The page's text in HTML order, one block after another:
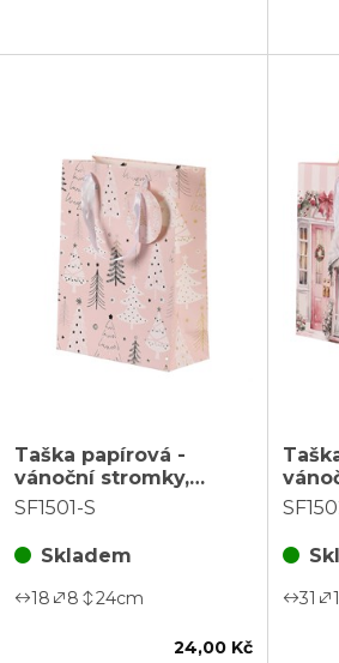
Taška papírová -
vánoční stromky,
růžová, vel. S
SF1501-S
Skladem
18 8 24cm
24,00 Kč
31